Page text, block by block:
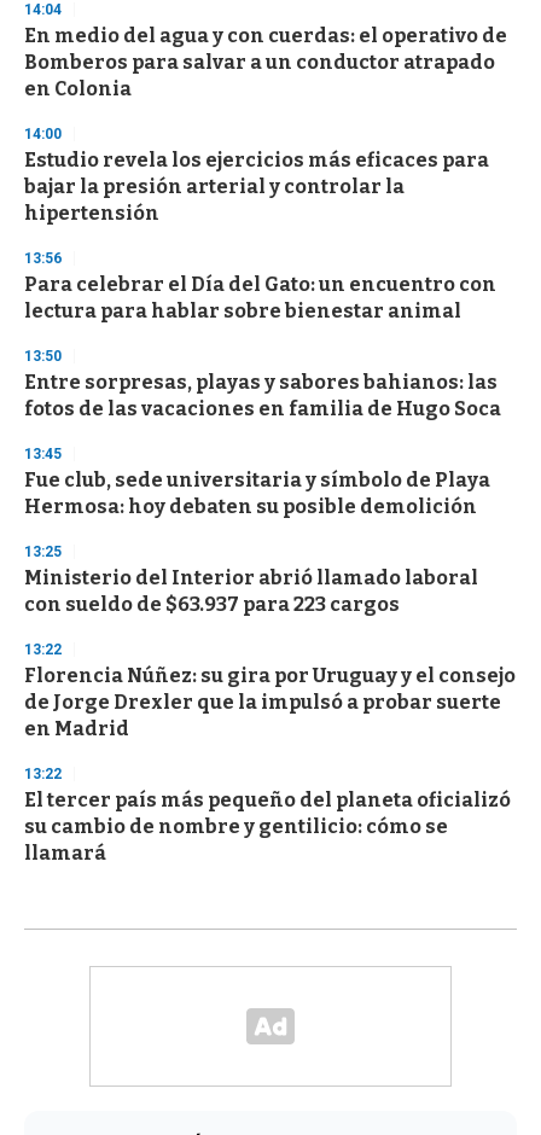
d
s
o
f
3
s
e
c
o
n
s
14:04
En medio del agua y con cuerdas: el operativo de
Bomberos para salvar a un conductor atrapado
en Colonia
14:00
Estudio revela los ejercicios más eficaces para
bajar la presión arterial y controlar la
hipertensión
13:56
Para celebrar el Día del Gato: un encuentro con
lectura para hablar sobre bienestar animal
13:50
Entre sorpresas, playas y sabores bahianos: las
fotos de las vacaciones en familia de Hugo Soca
13:45
Fue club, sede universitaria y símbolo de Playa
Hermosa: hoy debaten su posible demolición
13:25
Ministerio del Interior abrió llamado laboral
con sueldo de $63.937 para 223 cargos
13:22
Florencia Núñez: su gira por Uruguay y el consejo
de Jorge Drexler que la impulsó a probar suerte
en Madrid
13:22
El tercer país más pequeño del planeta oficializó
su cambio de nombre y gentilicio: cómo se
llamará